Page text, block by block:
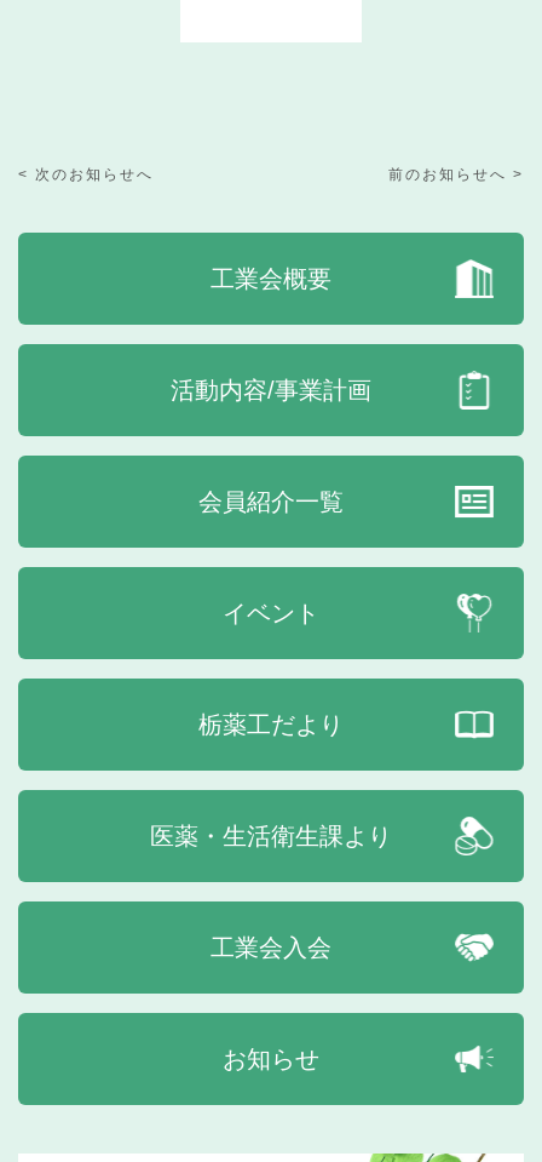
< 次のお知らせへ 前のお知らせへ >
工業会概要
活動内容/事業計画
会員紹介一覧
イベント
栃薬工だより
医薬・生活衛生課より
工業会入会
お知らせ